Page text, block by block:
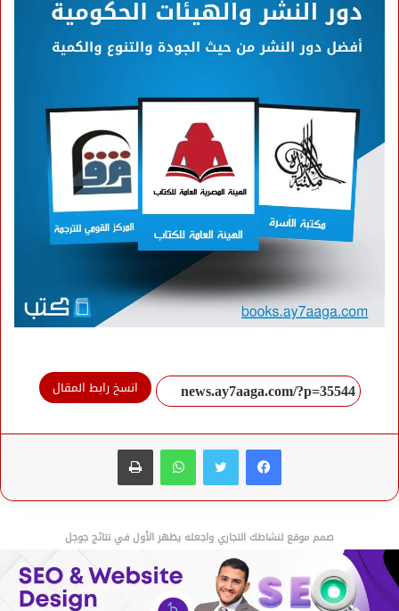
انسخ رابط المقال
فيسبوك واتساب
صمم موقع لنشاطك التجاري واجعله يظهر الأول في نتائج جوجل